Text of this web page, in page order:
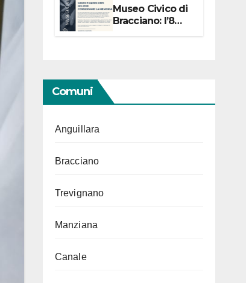
Museo Civico di
Bracciano: l’8
Comuni
Anguillara
Bracciano
Trevignano
Manziana
Canale